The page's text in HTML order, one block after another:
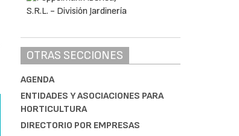
OTRAS SECCIONES
AGENDA
ENTIDADES Y ASOCIACIONES PARA
HORTICULTURA
DIRECTORIO POR EMPRESAS